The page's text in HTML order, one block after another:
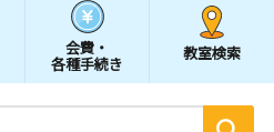
会費・
各種手続き
教室検索